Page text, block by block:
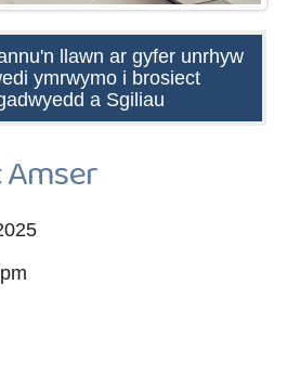
llawn ar gyfer unrhyw
ymrwymo i brosiect
a Sgiliau